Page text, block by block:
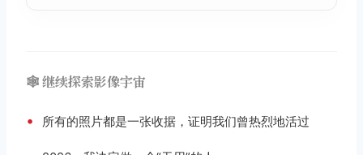
🕸️ 继续探索影像宇宙
• 所有的照片都是一张收据，证明我们曾热烈地活过